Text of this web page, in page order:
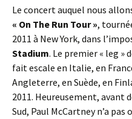
Le concert auquel nous
« On The Run Tour »,
2011 à New York, dans
Stadium. Le premier « leg »
fait escale en Italie, en
Angleterre, en Suède, en
2011. Heureusement, avant
Sud, Paul McCartney n’a